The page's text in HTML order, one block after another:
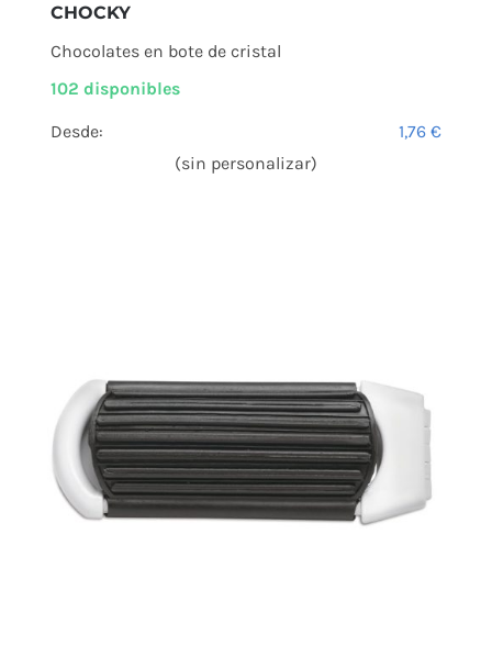
CHOCKY
Chocolates en bote de cristal
102 disponibles
Desde: 1,76€
(sin personalizar)